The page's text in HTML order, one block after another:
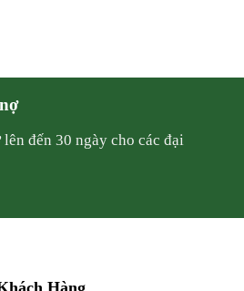
đến 30 ngày cho các đại
Hàng